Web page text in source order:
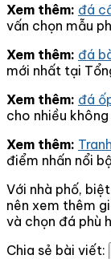
Xem thêm: đá
vấn chọn mẫu
Xem thêm: đá
mới nhất tại
Xem thêm: đá
cho nhiều
Xem thêm:
điểm nhấn nổi
Với nhà phố,
nên xem thêm
và chọn đá phù
Chia sẻ bài viết: